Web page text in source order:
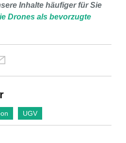
Inhalte häufiger für Sie
Drones als bevorzugte
UGV